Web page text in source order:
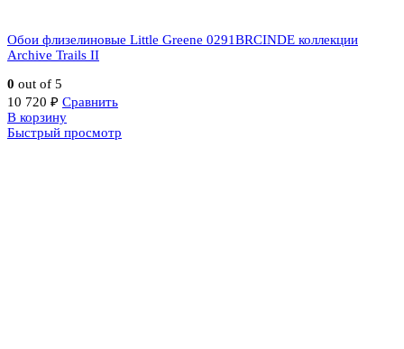
Обои флизелиновые Little Greene 0291BRCINDE коллекции
Archive Trails II
0 out of 5
10 720 ₽ Сравнить
В корзину
Быстрый просмотр